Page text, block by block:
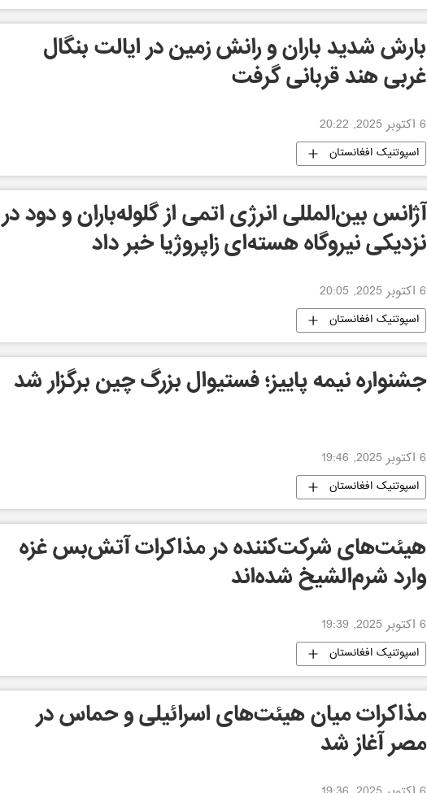
بارش شدید باران و رانش زمین در ایالت بنگال
غربی هند قربانی گرفت
6 اکتوبر 2025, 20:22
اسپوتنیک افغانستان
آژانس بین‌المللی انرژی اتمی از گلوله‌باران و دود در
نزدیکی نیروگاه هسته‌ای زاپروژیا خبر داد
6 اکتوبر 2025, 20:05
اسپوتنیک افغانستان
جشنواره نیمه پاییز؛ فستیوال بزرگ چین برگزار شد
6 اکتوبر 2025, 19:46
اسپوتنیک افغانستان
هیئت‌های شرکت‌کننده در مذاکرات آتش‌بس غزه
وارد شرم‌الشیخ شده‌اند
6 اکتوبر 2025, 19:39
اسپوتنیک افغانستان
مذاکرات میان هیئت‌های اسرائیلی و حماس در
مصر آغاز شد